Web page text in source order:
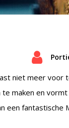
niet meer voor
maken en
een fantastische